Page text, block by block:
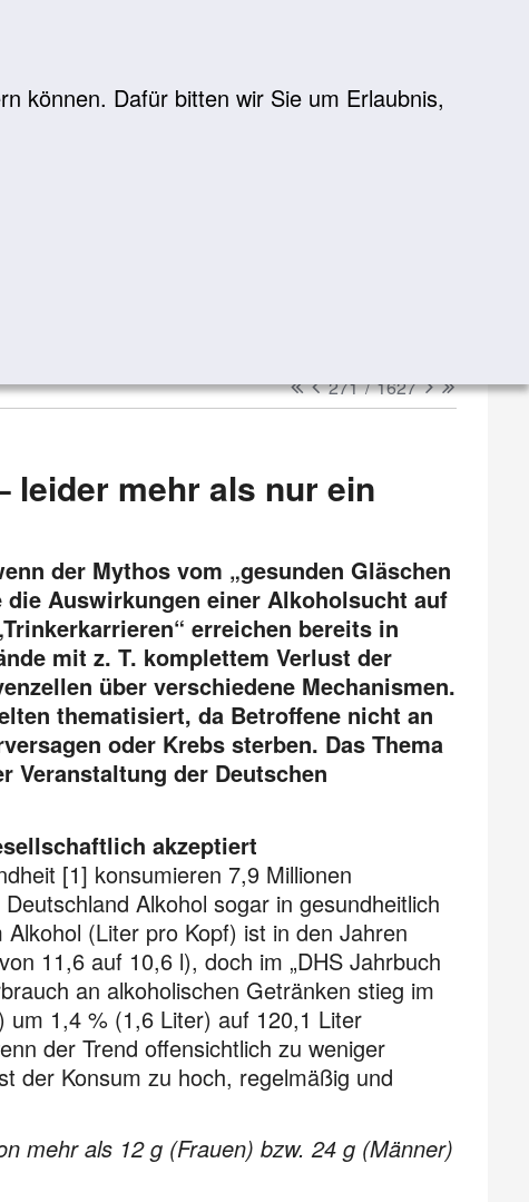
können. Dafür bitten wir Sie um Erlaubnis,
erster
vorheriger
271/1627nächster
letzter
leider mehr als nur ein
der Mythos vom „gesunden Gläschen
Auswirkungen einer Alkoholsucht auf
erreichen bereits in
mit z. T. komplettem Verlust der
über verschiedene Mechanismen.
thematisiert, da Betroffene nicht an
oder Krebs sterben. Das Thema
Veranstaltung der Deutschen
akzeptiert
[1] konsumieren 7,9 Millionen
Alkohol sogar in gesundheitlich
(Liter pro Kopf) ist in den Jahren
11,6 auf 10,6 l), doch im „DHS Jahrbuch
an alkoholischen Getränken stieg im
um 1,4 % (1,6 Liter) auf 120,1 Liter
der Trend offensichtlich zu weniger
der Konsum zu hoch, regelmäßig und
mehr als 12 g (Frauen) bzw. 24 g (Männer)